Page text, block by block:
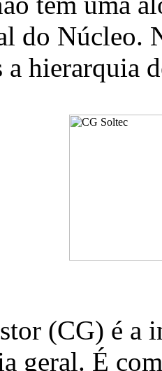
do Núcleo.
a hierarquia
(CG) é a
geral. É